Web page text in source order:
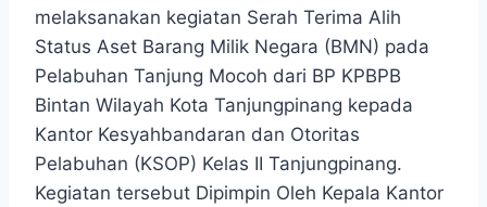
melaksanakan kegiatan Serah Terima Alih
Status Aset Barang Milik Negara (BMN) pada
Pelabuhan Tanjung Mocoh dari BP KPBPB
Bintan Wilayah Kota Tanjungpinang kepada
Kantor Kesyahbandaran dan Otoritas
Pelabuhan (KSOP) Kelas II Tanjungpinang.
Kegiatan tersebut Dipimpin Oleh Kepala Kantor